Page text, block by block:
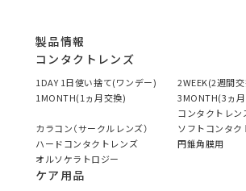
製品情報
コンタクトレンズ
1DAY 1日使い捨て(ワンデー)
2WEEK(2週間
1MONTH(1ヵ月交換)
3MONTH(3ヵ
コンタクトレン
カラコン（サークルレンズ）
ソフトコンタク
ハードコンタクトレンズ
円錐角膜用
オルソケラトロジー
ケア用品